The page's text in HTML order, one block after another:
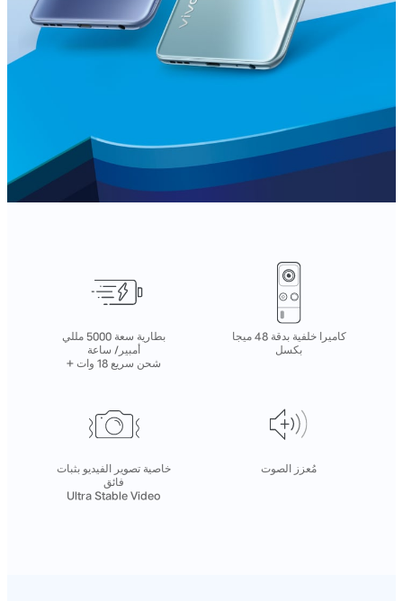
بطارية سعة 5000 مللي
أمبير/ ساعة
+ شحن سريع 18 وات
كاميرا خلفية بدقة 48 ميجا
بكسل
خاصية تصوير الفيديو بثبات
فائق
Ultra Stable Video
مُعزز الصوت